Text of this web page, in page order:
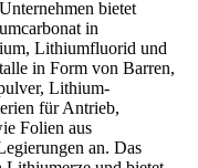
bietet
in
Lithiumfluorid und
in Form von Barren,
Lithium-
für Antrieb,
Folien aus
an. Das